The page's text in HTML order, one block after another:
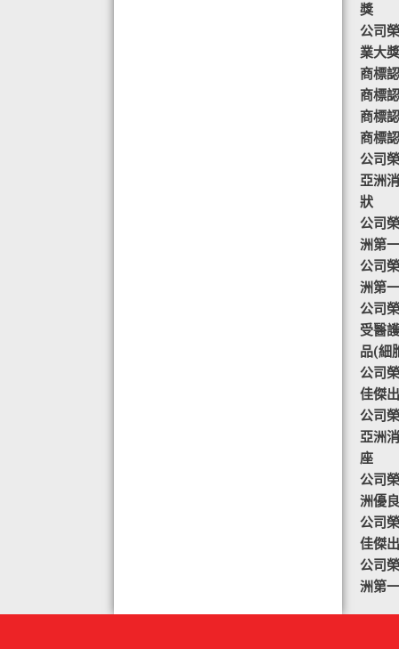
獎
公司
業大獎
商標
商標
商標
商標
公司
亞洲
狀
公司
洲第
公司
洲第
公司
受醫
品(細
公司
佳傑
公司
亞洲
座
公司
洲優
公司
佳傑
公司
洲第